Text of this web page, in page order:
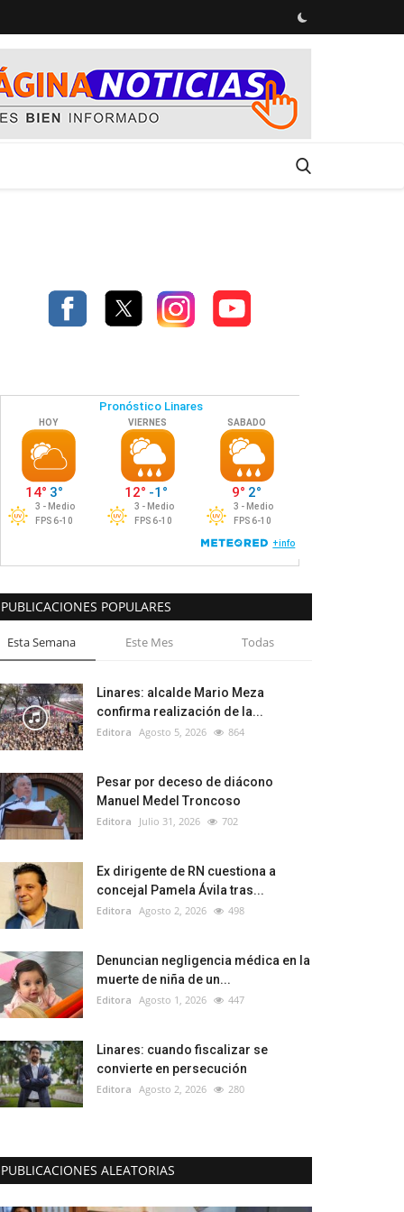
PUBLICACIONES POPULARES
Esta Semana Este Mes Todas
Linares: alcalde Mario Meza
confirma realización de la...
Editora Agosto 5, 2026 864
Pesar por deceso de diácono
Manuel Medel Troncoso
Editora Julio 31, 2026 702
Ex dirigente de RN cuestiona a
concejal Pamela Ávila tras...
Editora Agosto 2, 2026 498
Denuncian negligencia médica en la
muerte de niña de un...
Editora Agosto 1, 2026 447
Linares: cuando fiscalizar se
convierte en persecución
Editora Agosto 2, 2026 280
PUBLICACIONES ALEATORIAS